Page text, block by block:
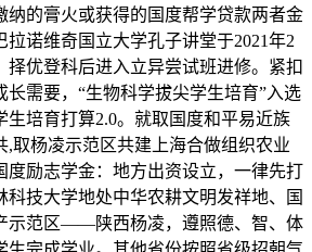
纳的膏火或获得的国度帮学贷款两者金
诺维奇国立大学孔子讲堂于2021年2
择优登科后进入立异尝试班进修。紧扣
长需要，“生物科学拔尖学生培育”入选
生培育打算2.0。就取国度和平易近族
,取杨凌示范区共建上海合做组织农业
度励志学金：地方出资设立，一律先打
科技大学地处中华农耕文明发祥地、国
示范区——陕西杨凌，遵照德、智、体